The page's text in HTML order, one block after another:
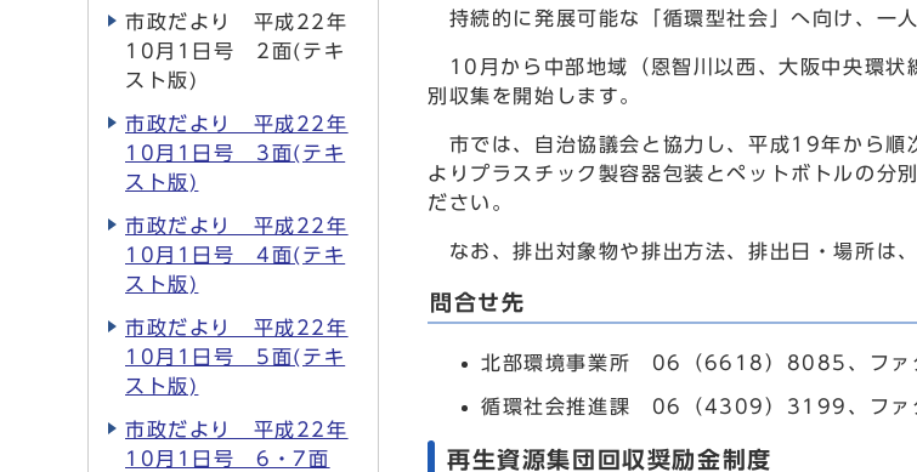
持続的に発展可能な「循環型社会」へ向け、一
10月から中部地域（恩智川以西、大阪中央環状
別収集を開始します。
市では、自治協議会と協力し、平成19年から順
よりプラスチック製容器包装とペットボトルの分
ださい。
なお、排出対象物や排出方法、排出日・場所は
問合せ先
北部環境事業所 06（6618）8085、フ
循環社会推進課 06（4309）3199、フ
再生資源集団回収奨励金制度
市政だより 平成22年
10月1日号 2面(テキ
スト版)
市政だより 平成22年
10月1日号 3面(テキ
スト版)
市政だより 平成22年
10月1日号 4面(テキ
スト版)
市政だより 平成22年
10月1日号 5面(テキ
スト版)
市政だより 平成22年
10月1日号 6・7面